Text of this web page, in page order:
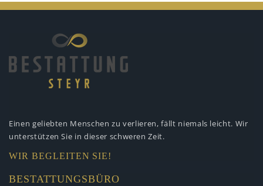
Einen geliebten Menschen zu verlieren, fällt niemals leicht. Wir
unterstützen Sie in dieser schweren Zeit.
WIR BEGLEITEN SIE!
BESTATTUNGSBÜRO